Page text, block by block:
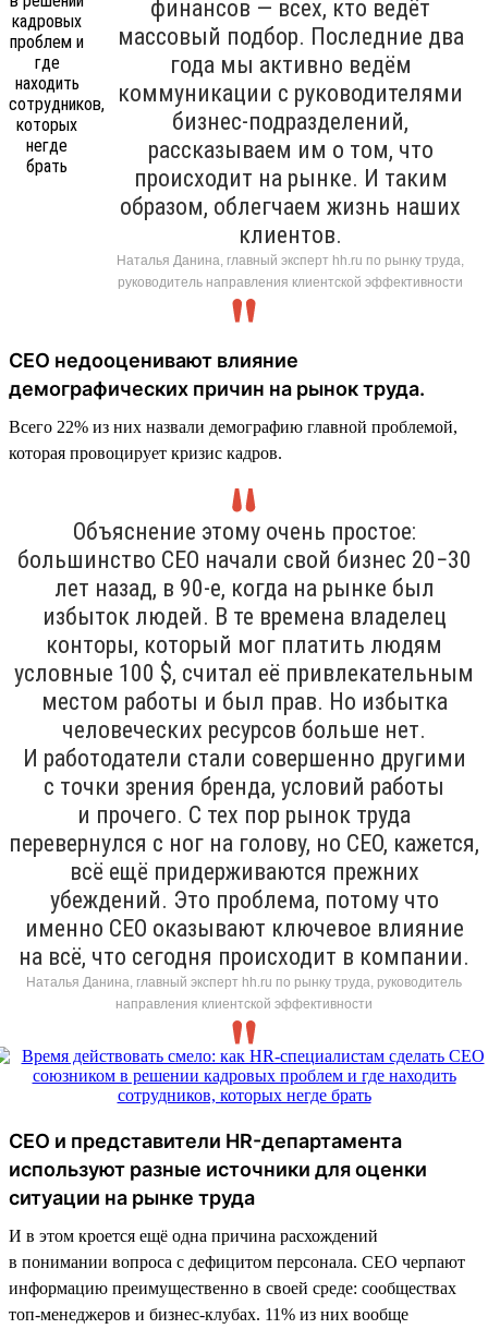
финансов — всех, кто ведёт
массовый подбор. Последние два
года мы активно ведём
коммуникации с руководителями
бизнес-подразделений,
рассказываем им о том, что
происходит на рынке. И таким
образом, облегчаем жизнь наших
клиентов.
Наталья Данина, главный эксперт hh.ru по рынку труда,
руководитель направления клиентской эффективности
CEO недооценивают влияние
демографических причин на рынок труда.
Всего 22% из них назвали демографию главной проблемой,
которая провоцирует кризис кадров.
Объяснение этому очень простое:
большинство CEO начали свой бизнес 20−30
лет назад, в 90-е, когда на рынке был
избыток людей. В те времена владелец
конторы, который мог платить людям
условные 100 $, считал её привлекательным
местом работы и был прав. Но избытка
человеческих ресурсов больше нет.
И работодатели стали совершенно другими
с точки зрения бренда, условий работы
и прочего. С тех пор рынок труда
перевернулся с ног на голову, но CEO, кажется,
всё ещё придерживаются прежних
убеждений. Это проблема, потому что
именно CEO оказывают ключевое влияние
на всё, что сегодня происходит в компании.
Наталья Данина, главный эксперт hh.ru по рынку труда, руководитель
направления клиентской эффективности
CEO и представители HR-департамента
используют разные источники для оценки
ситуации на рынке труда
И в этом кроется ещё одна причина расхождений
в понимании вопроса с дефицитом персонала. CEO черпают
информацию преимущественно в своей среде: сообществах
топ-менеджеров и бизнес-клубах. 11% из них вообще